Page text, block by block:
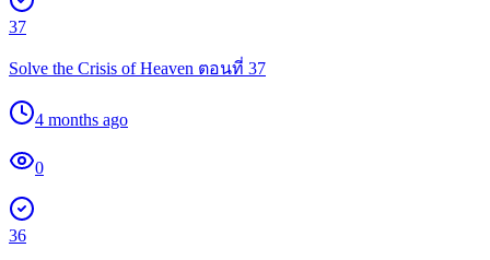
37
Solve the Crisis of Heaven ตอนที่ 37
4 months ago
0
36